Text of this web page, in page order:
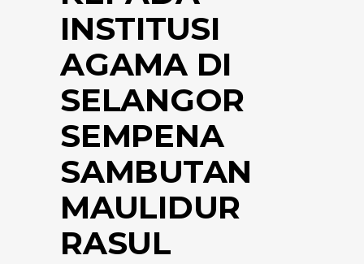
INSTITUSI
AGAMA DI
SELANGOR
SEMPENA
SAMBUTAN
MAULIDUR
RASUL